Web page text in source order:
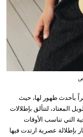
بأحدث ظهور لها، حيث
المعتاد، لتتألق بإطلالات
التي تناسب الأوقات
بإطلالة عصرية ارتدت فيها